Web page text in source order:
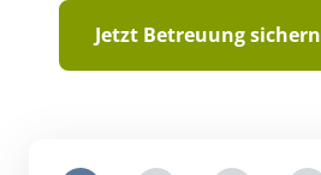
Jetzt Betreuung sichern